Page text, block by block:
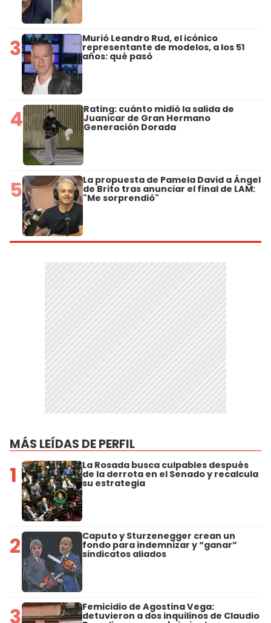
3 Murió Leandro Rud, el icónico
representante de modelos, a los 51
años: qué pasó
4 Rating: cuánto midió la salida de
Juanicar de Gran Hermano
Generación Dorada
5 La propuesta de Pamela David a Ángel
de Brito tras anunciar el final de LAM:
"Me sorprendió"
MÁS LEÍDAS DE PERFIL
1 La Rosada busca culpables después
de la derrota en el Senado y recalcula
su estrategia
2 Caputo y Sturzenegger crean un
fondo para indemnizar y “ganar”
sindicatos aliados
3 Femicidio de Agostina Vega:
detuvieron a dos inquilinos de Claudio